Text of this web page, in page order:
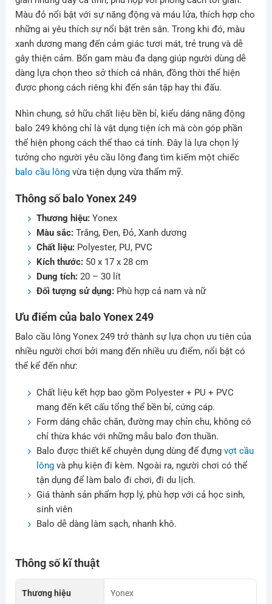
Màu đỏ nổi bật với sự năng động và máu lửa, thích hợp cho
những ai yêu thích sự nổi bật trên sân. Trong khi đó, màu
xanh dương mang đến cảm giác tươi mát, trẻ trung và dễ
gây thiện cảm. Bốn gam màu đa dạng giúp người dùng dễ
dàng lựa chọn theo sở thích cá nhân, đồng thời thể hiện
được phong cách riêng khi đến sân tập hay thi đấu.
Nhìn chung, sở hữu chất liệu bền bỉ, kiểu dáng năng động
balo 249 không chỉ là vật dụng tiện ích mà còn góp phần
thể hiện phong cách thể thao cá tính. Đây là lựa chọn lý
tưởng cho người yêu cầu lông đang tìm kiếm một chiếc
balo cầu lôngvừa tiện dụng vừa thẩm mỹ.
Thông số balo Yonex 249
Thương hiệu:Yonex
Màu sắc:Trắng, Đen, Đỏ, Xanh dương
Chất liệu:Polyester, PU, PVC
Kích thước:50 x 17 x 28 cm
Dung tích:20 – 30 lít
Đối tượng sử dụng:Phù hợp cả nam và nữ
Ưu điểm của balo Yonex 249
Balo cầu lông Yonex 249 trở thành sự lựa chọn ưu tiên của
nhiều người chơi bởi mang đến nhiều ưu điểm, nổi bật có
thể kể đến như:
Chất liệu kết hợp bao gồm Polyester + PU + PVC
mang đến kết cấu tổng thể bền bỉ, cứng cáp.
Form dáng chắc chắn, đường may chỉn chu, không có
chỉ thừa khác với những mẫu balo đơn thuần.
Balo được thiết kế chuyên dụng dùng để đựng vợt cầu
lôngvà phụ kiện đi kèm. Ngoài ra, người chơi có thể
tận dụng để làm balo đi chơi, đi du lịch.
Giá thành sản phẩm hợp lý, phù hợp với cả học sinh,
sinh viên
Balo dễ dàng làm sạch, nhanh khô.
Thông số kĩ thuật
Thương hiệu Yonex